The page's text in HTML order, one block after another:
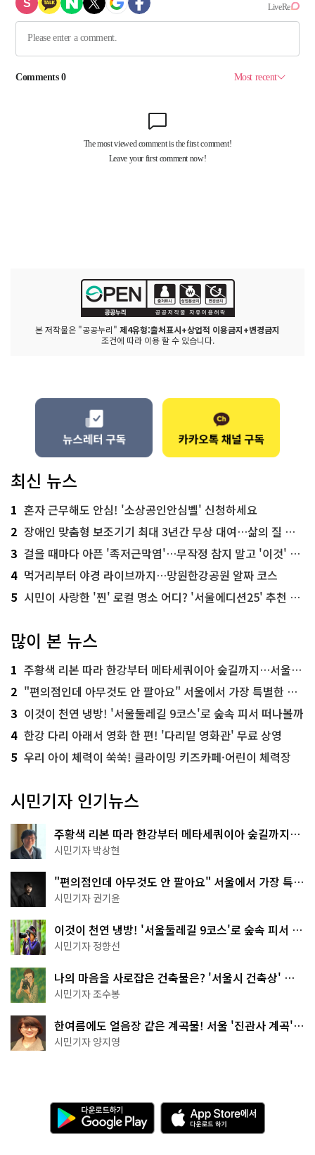
본 저작물은 "공공누리" 제4유형:출처표시+상업적 이용금지+변경금지
조건에 따라 이용 할 수 있습니다.
최신 뉴스
1 혼자 근무해도 안심! '소상공인안심벨' 신청하세요
2 장애인 맞춤형 보조기기 최대 3년간 무상 대여…삶의 질 높인다
3 걸을 때마다 아픈 '족저근막염'…무작정 참지 말고 '이것' 해보세요!
4 먹거리부터 야경 라이브까지…망원한강공원 알짜 코스
5 시민이 사랑한 '찐' 로컬 명소 어디? '서울에디션25' 추천 코스
많이 본 뉴스
1 주황색 리본 따라 한강부터 메타세쿼이아 숲길까지…서울둘레길 15코스
2 "편의점인데 아무것도 안 팔아요" 서울에서 가장 특별한 편의점의 정체
3 이것이 천연 냉방! '서울둘레길 9코스'로 숲속 피서 떠나볼까
4 한강 다리 아래서 영화 한 편! '다리밑 영화관' 무료 상영
5 우리 아이 체력이 쑥쑥! 클라이밍 키즈카페·어린이 체력장
시민기자 인기뉴스
주황색 리본 따라 한강부터 메타세쿼이아 숲길까지…
서울둘레길 15코스
시민기자 박상현
"편의점인데 아무것도 안 팔아요" 서울에서 가장 특별
한 편의점의 정체
시민기자 권기윤
이것이 천연 냉방! '서울둘레길 9코스'로 숲속 피서 떠
나볼까
시민기자 정향선
나의 마음을 사로잡은 건축물은? '서울시 건축상' 수
상작 공개!
시민기자 조수봉
한여름에도 얼음장 같은 계곡물! 서울 '진관사 계곡'이
천국이네~
시민기자 양지영
다
운
로
A
p
p